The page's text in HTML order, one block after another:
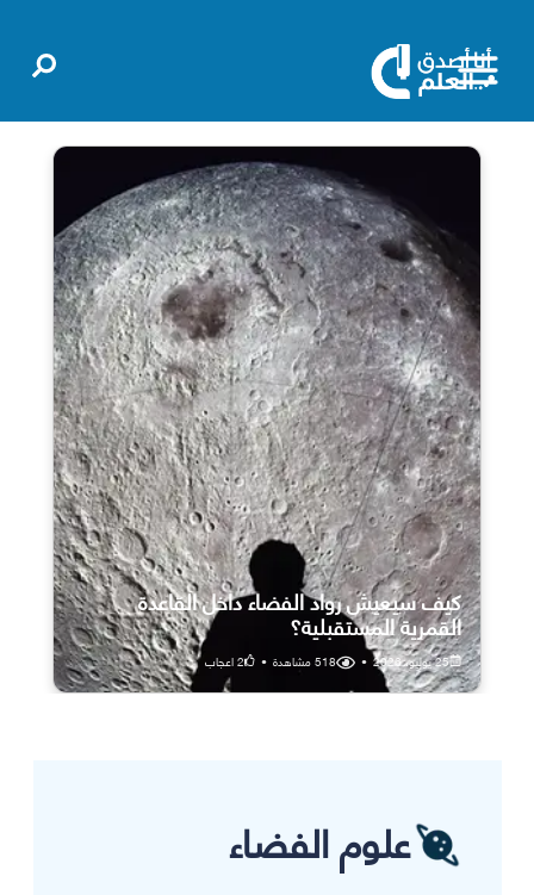
كيف سيعيش رواد الفضاء داخل القاعدة
القمرية المستقبلية؟
25 يوليو، 2026 •
518مشاهدة •
2اعجاب
علوم الفضاء